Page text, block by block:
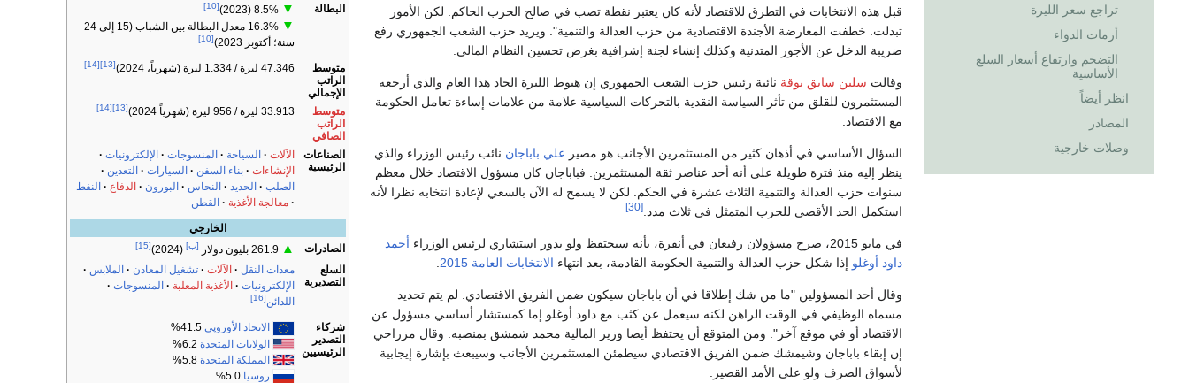
تراجع سعر الليرة
أزمات الدواء
التضخم وارتفاع أسعار السلع
الأساسية
انظر أيضاً
المصادر
وصلات خارجية
البطالة ▼
[10]
▼
16.3% معدل البطالة بين الشباب (15 إلى 24
سنة؛ أكتوبر 2023)
[10]
متوسط
الراتب
الإجمالي
47.346 ليرة / 1.334 ليرة (شهرياً، 2024) [13]
[14]
متوسط
الراتب
الصافي
33.913 ليرة / 956 ليرة (شهرياً 2024) [13]
[14]
الصناعات
الرئيسية
الآلات السياحة المنسوجات
الإلكترونيات
الإنشاءات
بناء السفن السيارات
التعدين
الصلب
الحديد النحاس البورون الدفاع
النفط
معالجة الأغذية
القطن
الخارجي
الصادرات
▲ [ب] (2024)
[15]
السلع
التصديرية
معدات النقل الآلات تشغيل المعادن
الملابس
الإلكترونيات
الأغذية المعلبة
المنسوجات
اللدائن[16]
شركاء
التصدير
الرئيسيين
الاتحاد الأوروپي
الولايات المتحدة
المملكة المتحدة
روسيا
قبل هذه الانتخابات في التطرق للاقتصاد لأنه كان يعتبر نقطة تصب في صالح الحزب الحاكم. لكن الأمور
تبدلت. خطفت المعارضة الأجندة الاقتصادية من حزب العدالة والتنمية". ويريد حزب الشعب الجمهوري رفع
ضريبة الدخل عن الأجور المتدنية وكذلك إنشاء لجنة إشرافية بغرض تحسين النظام المالي.
وقالت سلين سايق بوقة نائبة رئيس حزب الشعب الجمهوري إن هبوط الليرة الحاد هذا العام والذي أرجعه
المستثمرون للقلق من تأثر السياسة النقدية بالتحركات السياسية علامة من علامات إساءة تعامل الحكومة
مع الاقتصاد.
السؤال الأساسي في أذهان كثير من المستثمرين الأجانب هو مصير علي باباجان نائب رئيس الوزراء والذي
ينظر إليه منذ فترة طويلة على أنه أحد عناصر ثقة المستثمرين. فباباجان كان مسؤول الاقتصاد خلال معظم
سنوات حزب العدالة والتنمية الثلاث عشرة في الحكم. لكن لا يسمح له الآن بالسعي لإعادة انتخابه نظرا لأنه
استكمل الحد الأقصى للحزب المتمثل في ثلاث مدد. [30]
في مايو 2015، صرح مسؤولان رفيعان في أنقرة، بأنه سيحتفظ ولو بدور استشاري لرئيس الوزراء
أحمد
داود أوغلو إذا شكل حزب العدالة والتنمية الحكومة القادمة، بعد انتهاء الانتخابات العامة 2015
وقال أحد المسؤولين "ما من شك إطلاقا في أن باباجان سيكون ضمن الفريق الاقتصادي. لم يتم تحديد
مسماه الوظيفي في الوقت الراهن لكنه سيعمل عن كثب مع داود أوغلو إما كمستشار أساسي مسؤول عن
الاقتصاد أو في موقع آخر". ومن المتوقع أن يحتفظ أيضا وزير المالية محمد شمشق بمنصبه. وقال مزراحي
إن إبقاء باباجان وشيمشك ضمن الفريق الاقتصادي سيطمئن المستثمرين الأجانب وسيبعث بإشارة إيجابية
لأسواق الصرف ولو على الأمد القصير.